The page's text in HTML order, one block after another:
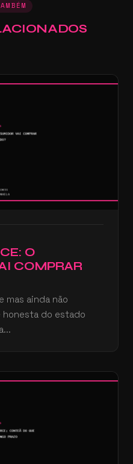
O
COMPRAR
mas ainda não
honesta do estado